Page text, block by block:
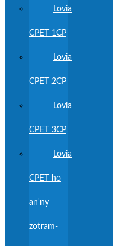
Lovia
CPET 1CP
Lovia
CPET 2CP
Lovia
CPET 3CP
Lovia
CPET ho
an'ny
zotram-